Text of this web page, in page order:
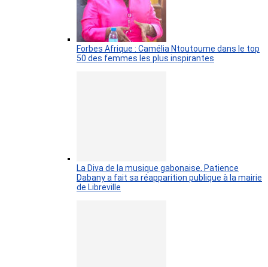
Forbes Afrique : Camélia Ntoutoume dans le top
50 des femmes les plus inspirantes
La Diva de la musique gabonaise, Patience
Dabany a fait sa réapparition publique à la mairie
de Libreville